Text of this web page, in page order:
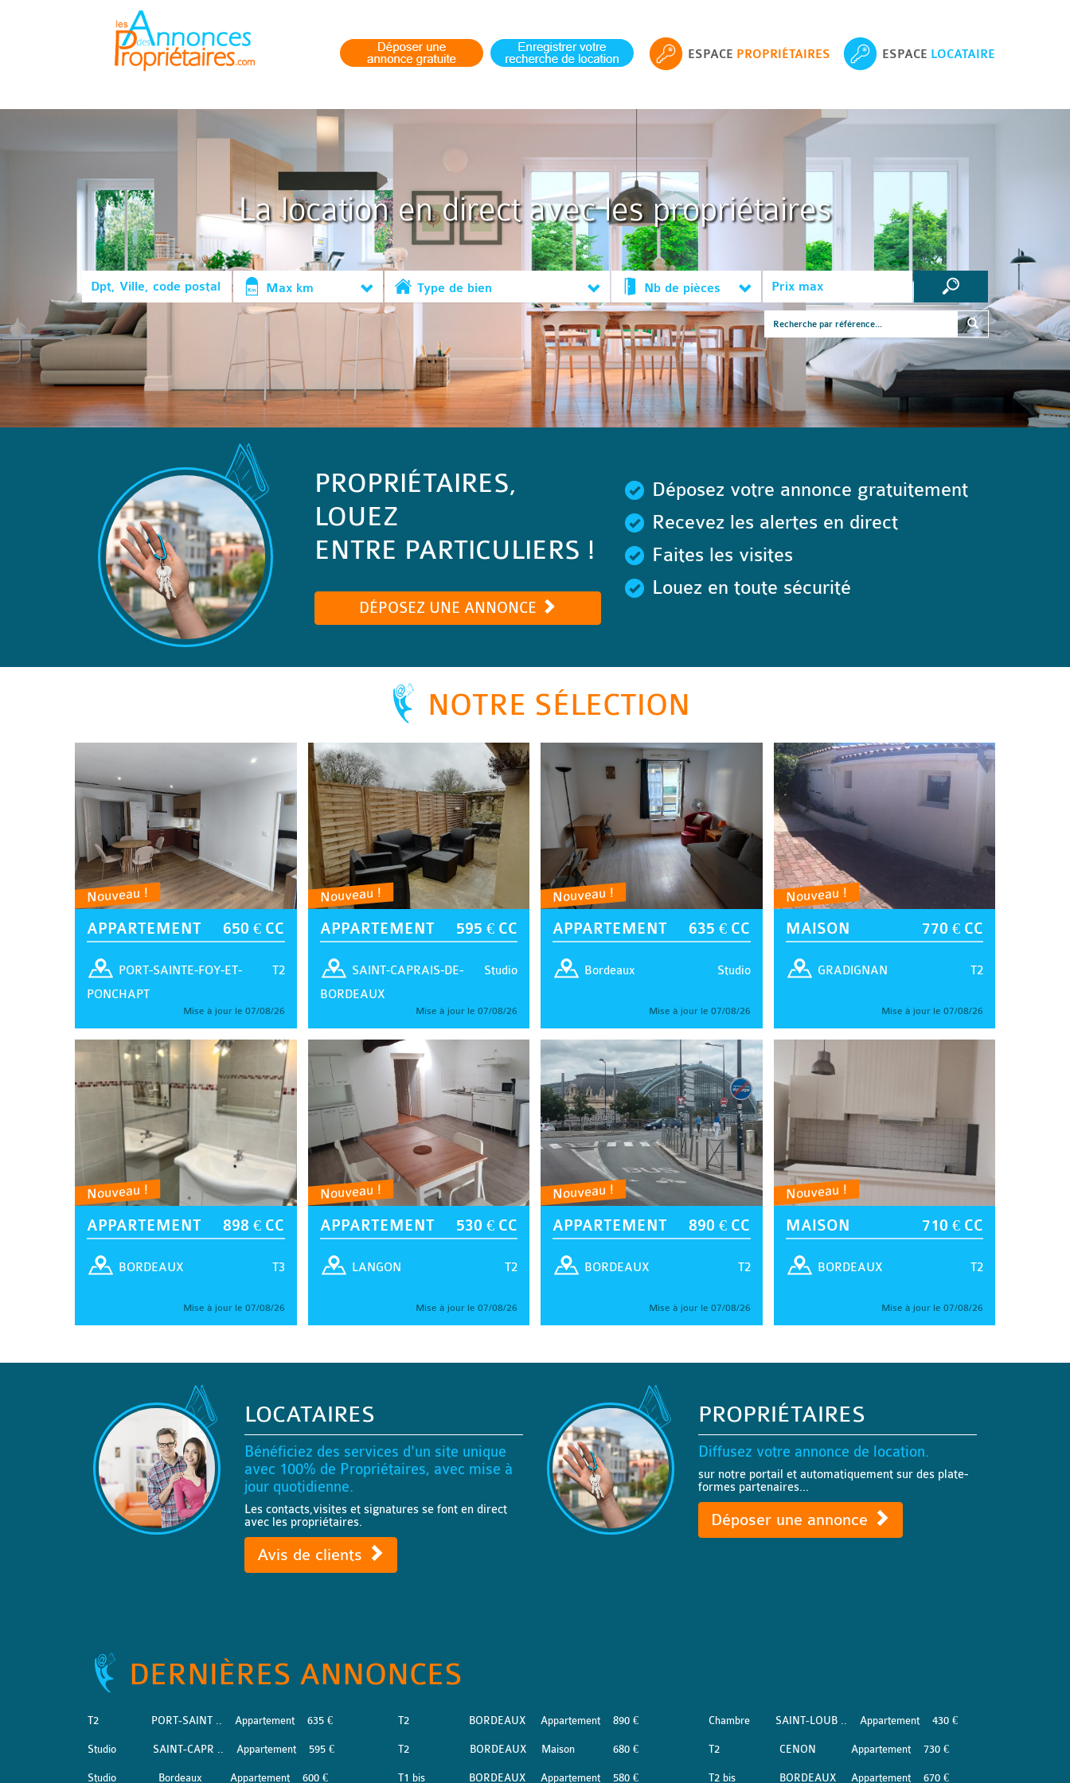
ESPACE PROPRIÉTAIRES ESPACE LOCATAIRE
La location en direct avec les propriétaires
Max km Type de bien Nb de pièces
PROPRIÉTAIRES,
LOUEZ
ENTRE PARTICULIERS !
DÉPOSEZ UNE ANNONCE
Déposez votre annonce gratuitement
Recevez les alertes en direct
Faites les visites
Louez en toute sécurité
NOTRE SÉLECTION
Nouveau !
APPARTEMENT 650 € CC
T2
PORT-SAINTE-FOY-ET-
PONCHAPT
Mise à jour le 07/08/26
Nouveau !
APPARTEMENT 595 € CC
Studio
SAINT-CAPRAIS-DE-
BORDEAUX
Mise à jour le 07/08/26
Nouveau !
APPARTEMENT 635 € CC
Studio
Bordeaux
Mise à jour le 07/08/26
Nouveau !
MAISON 770 € CC
T2
GRADIGNAN
Mise à jour le 07/08/26
Nouveau !
APPARTEMENT 898 € CC
T3
BORDEAUX
Mise à jour le 07/08/26
Nouveau !
APPARTEMENT 530 € CC
T2
LANGON
Mise à jour le 07/08/26
Nouveau !
APPARTEMENT 890 € CC
T2
BORDEAUX
Mise à jour le 07/08/26
Nouveau !
MAISON 710 € CC
T2
BORDEAUX
Mise à jour le 07/08/26
LOCATAIRES
Bénéficiez des services d'un site unique
avec 100% de Propriétaires, avec mise à
jour quotidienne.
Les contacts,visites et signatures se font en direct
avec les propriétaires.
Avis de clients
PROPRIÉTAIRES
Diffusez votre annonce de location.
sur notre portail et automatiquement sur des plate-
formes partenaires...
Déposer une annonce
DERNIÈRES ANNONCES
T2 PORT-SAINT .. Appartement 635 €
Studio SAINT-CAPR .. Appartement 595 €
Studio Bordeaux Appartement 600 €
T2 BORDEAUX Appartement 890 €
T2 BORDEAUX Maison 680 €
T1 bis BORDEAUX Appartement 580 €
Chambre SAINT-LOUB .. Appartement 430 €
T2 CENON Appartement 730 €
T2 bis BORDEAUX Appartement 670 €